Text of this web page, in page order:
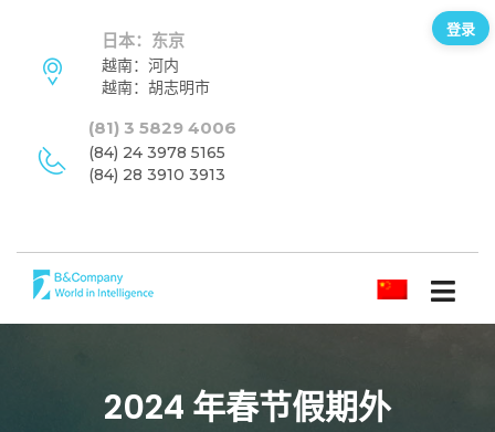
日本：东京
越南：河内
越南：胡志明市
(81) 3 5829 4006
(84) 24 3978 5165
(84) 28 3910 3913
简体中文
2024 年春节假期外
登录